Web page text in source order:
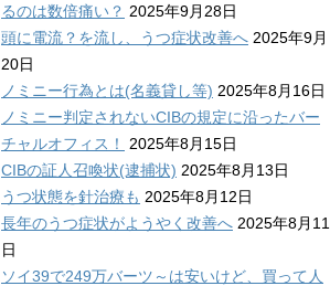
るのは数倍痛い？ 2025年9月28日
頭に電流？を流し、うつ症状改善へ 2025年9月
20日
ノミニー行為とは(名義貸し等) 2025年8月16日
ノミニー判定されないCIBの規定に沿ったバー
チャルオフィス！
2025年8月15日
CIBの証人召喚状(逮捕状) 2025年8月13日
うつ状態を針治療も 2025年8月12日
長年のうつ症状がようやく改善へ 2025年8月11
日
ソイ39で249万バーツ～は安いけど、買って人